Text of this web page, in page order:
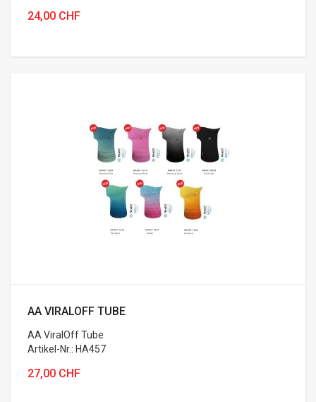
24,00 CHF
AA VIRALOFF TUBE
AA ViralOff Tube
Artikel-Nr.: HA457
27,00 CHF